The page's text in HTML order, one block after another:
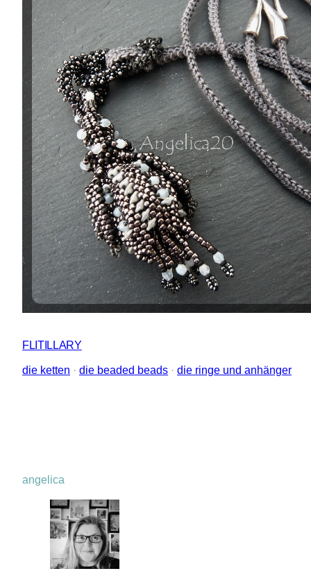
FLITILLARY
die ketten · die beaded beads · die ringe und anhänger
angelica